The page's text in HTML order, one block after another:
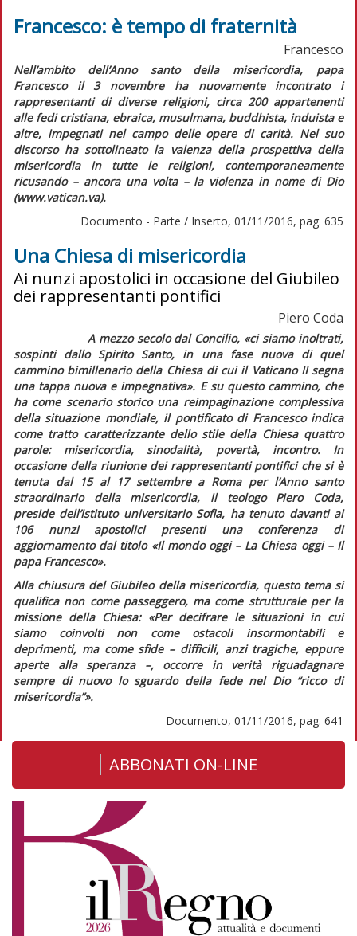
Francesco: è tempo di fraternità
Francesco
Nell’ambito dell’Anno santo della misericordia, papa
Francesco il 3 novembre ha nuovamente incontrato i
rappresentanti di diverse religioni, circa 200 appartenenti
alle fedi cristiana, ebraica, musulmana, buddhista, induista e
altre, impegnati nel campo delle opere di carità. Nel suo
discorso ha sottolineato la valenza della prospettiva della
misericordia in tutte le religioni, contemporaneamente
ricusando – ancora una volta – la violenza in nome di Dio
(www.vatican.va).
Documento - Parte / Inserto, 01/11/2016, pag. 635
Una Chiesa di misericordia
Ai nunzi apostolici in occasione del Giubileo
dei rappresentanti pontifici
Piero Coda
A mezzo secolo dal Concilio, «ci siamo inoltrati,
sospinti dallo Spirito Santo, in una fase nuova di quel
cammino bimillenario della Chiesa di cui il Vaticano II segna
una tappa nuova e impegnativa». E su questo cammino, che
ha come scenario storico una reimpaginazione complessiva
della situazione mondiale, il pontificato di Francesco indica
come tratto caratterizzante dello stile della Chiesa quattro
parole: misericordia, sinodalità, povertà, incontro. In
occasione della riunione dei rappresentanti pontifici che si è
tenuta dal 15 al 17 settembre a Roma per l’Anno santo
straordinario della misericordia, il teologo Piero Coda,
preside dell’Istituto universitario Sofia, ha tenuto davanti ai
106 nunzi apostolici presenti una conferenza di
aggiornamento dal titolo «Il mondo oggi – La Chiesa oggi – Il
papa Francesco».
Alla chiusura del Giubileo della misericordia, questo tema si
qualifica non come passeggero, ma come strutturale per la
missione della Chiesa: «Per decifrare le situazioni in cui
siamo coinvolti non come ostacoli insormontabili e
deprimenti, ma come sfide – difficili, anzi tragiche, eppure
aperte alla speranza –, occorre in verità riguadagnare
sempre di nuovo lo sguardo della fede nel Dio “ricco di
misericordia”».
Documento, 01/11/2016, pag. 641
ABBONATI ON-LINE